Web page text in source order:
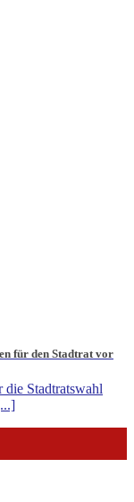
für den Stadtrat vor
Stadtratswahl